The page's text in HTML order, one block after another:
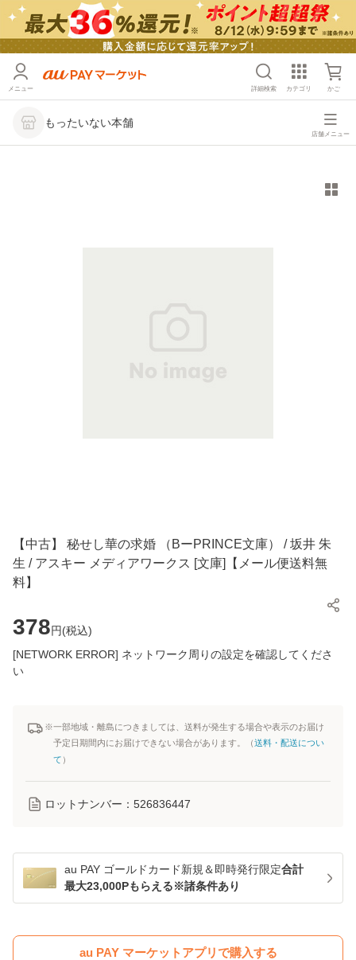
メニュー 詳細検索 カテゴリ かご
もったいない本舗
店舗メニュー
【中古】 秘せし華の求婚 （BーPRINCE文庫） / 坂井 朱
生 / アスキー メディアワークス [文庫]【メール便送料無
料】
378円(税込)
[NETWORK ERROR] ネットワーク周りの設定を確認してくださ
い
※一部地域・離島につきましては、送料が発生する場合や表示のお届け
予定日期間内にお届けできない場合があります。（送料・配送につい
て ）
ロットナンバー： 526836447
au PAY ゴールドカード新規＆即時発行限定合計
最大23,000Pもらえる※諸条件あり
au PAY マーケットアプリで購入する